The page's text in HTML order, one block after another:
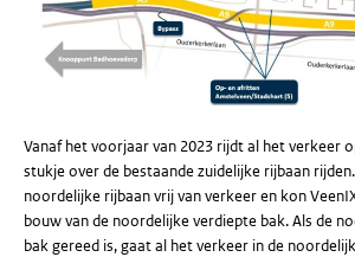
Vanaf het voorjaar van 2023 rijdt al het verkeer
stukje over de bestaande zuidelijke rijbaan
noordelijke rijbaan vrij van verkeer en kon
bouw van de noordelijke verdiepte bak. Als de
bak gereed is, gaat al het verkeer in de